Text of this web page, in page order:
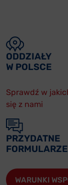
ODDZIAŁY
W POLSCE
Sprawdź w
się z nami
PRZYDATNE
FORMULARZE
WARUNKI